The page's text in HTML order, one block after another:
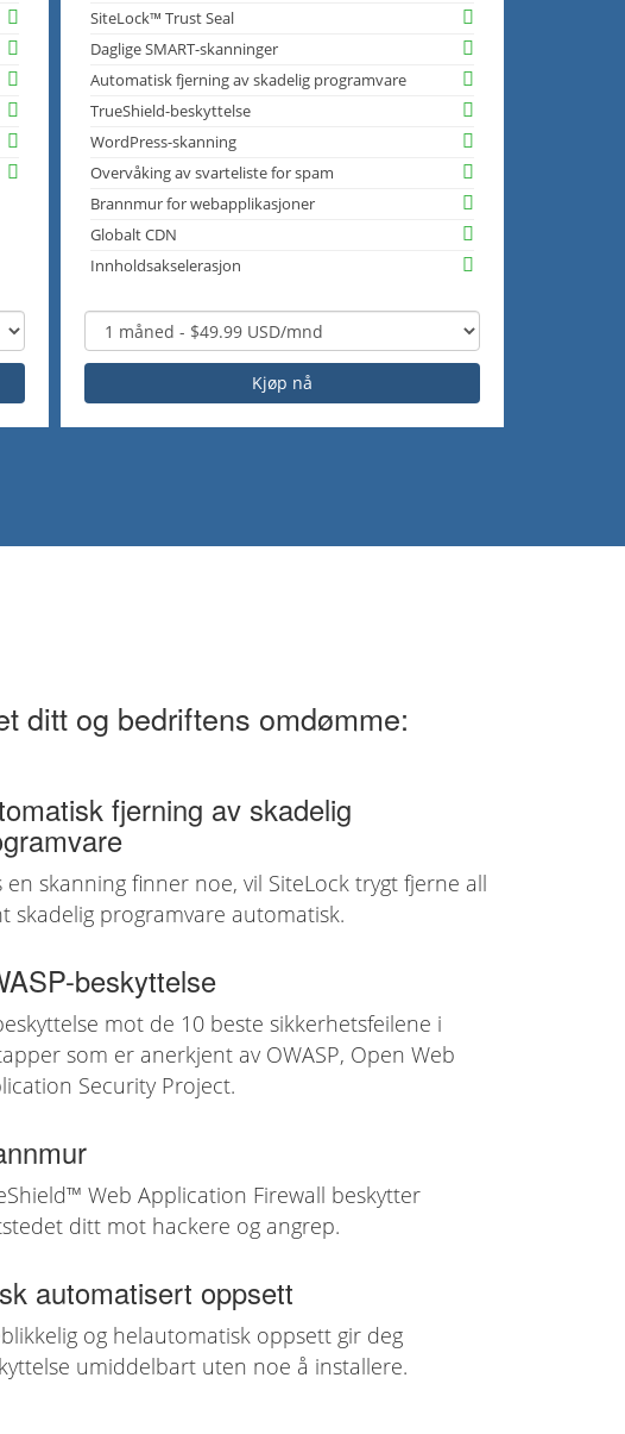
SiteLock™ Trust Seal
Daglige SMART-skanninger
Automatisk fjerning av skadelig programvare
TrueShield-beskyttelse
WordPress-skanning
Overvåking av svarteliste for spam
Brannmur for webapplikasjoner
Globalt CDN
Innholdsakselerasjon
Kjøp nå
ditt og bedriftens omdømme:
fjerning av skadelig
en skanning finner noe, vil SiteLock trygt fjerne all
skadelig programvare automatisk.
beskyttelse
mot de 10 beste sikkerhetsfeilene i
som er anerkjent av OWASP, Open Web
Security Project.
Web Application Firewall beskytter
ditt mot hackere og angrep.
automatisert oppsett
og helautomatisk oppsett gir deg
umiddelbart uten noe å installere.